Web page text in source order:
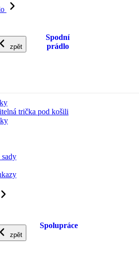
zpět
Spodní
prádlo
trička pod košili
zpět
Spolupráce